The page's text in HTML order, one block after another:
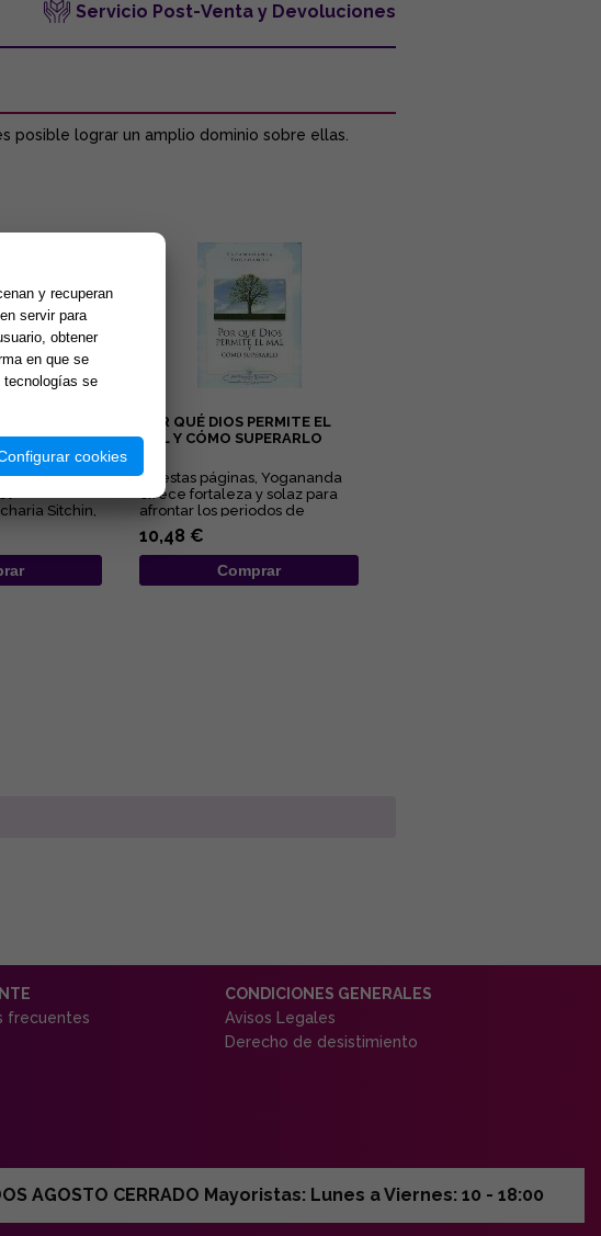
Servicio Post-Venta y Devoluciones
posible lograr un amplio dominio sobre ellas.
a
Sitchin,
sus
POR QUÉ DIOS PERMITE EL
MAL Y CÓMO SUPERARLO
En estas páginas, Yogananda
ofrece fortaleza y solaz para
afrontar los periodos de
adversidad al esclarecer lo...
10,48 €
Comprar
frecuentes
CONDICIONES GENERALES
Avisos Legales
Derecho de desistimiento
AGOSTO CERRADO Mayoristas: Lunes a Viernes: 10 - 18:00
y recuperan
servir para
obtener
en que se
tecnologías se
cookies